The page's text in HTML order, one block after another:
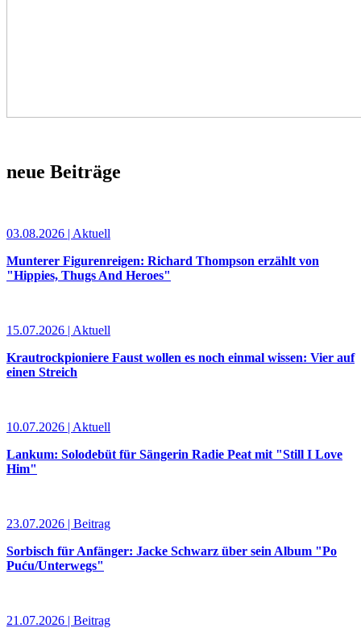
neue Beiträge
03.08.2026 | Aktuell
Munterer Figurenreigen: Richard Thompson erzählt von
"Hippies, Thugs And Heroes"
15.07.2026 | Aktuell
Krautrockpioniere Faust wollen es noch einmal wissen: Vier auf
einen Streich
10.07.2026 | Aktuell
Lankum: Solodebüt für Sängerin Radie Peat mit "Still I Love
Him"
23.07.2026 | Beitrag
Sorbisch für Anfänger: Jacke Schwarz über sein Album "Po
Puću/Unterwegs"
21.07.2026 | Beitrag